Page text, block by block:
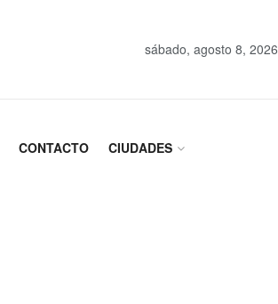
sábado, agosto 8, 2026
CONTACTO CIUDADES